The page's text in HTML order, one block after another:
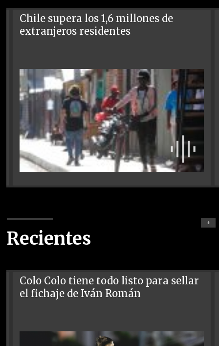
Chile supera los 1,6 millones de
extranjeros residentes
Recientes
+
Colo Colo tiene todo listo para sellar
el fichaje de Iván Román